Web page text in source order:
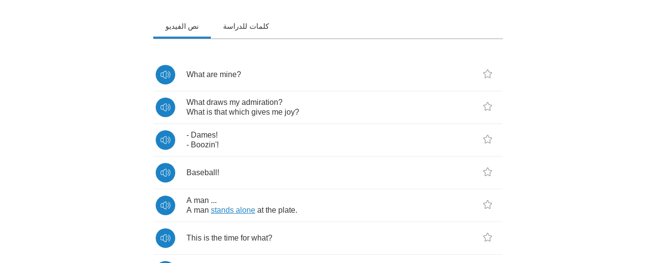
نص الفيديو كلمات للدراسة
What are mine?
What draws my admiration?
What is that which gives me joy?
- Dames!
- Boozin'!
Baseball !
A man ...
A man stands alone at the plate.
This is the time for what?